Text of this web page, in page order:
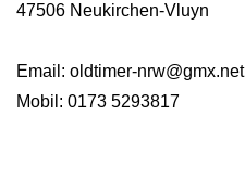
47506 Neukirchen-Vluyn
Email: oldtimer-nrw@gmx.net
Mobil: 0173 5293817